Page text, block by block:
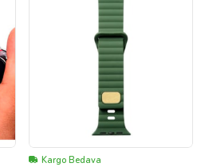
Kargo Bedava